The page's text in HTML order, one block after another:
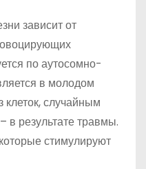
зависит от
по аутосомно-
в молодом
клеток, случайным
в результате травмы.
стимулируют